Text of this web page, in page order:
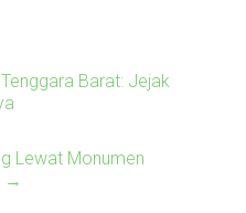
Barat: Jejak
Lewat Monumen
→